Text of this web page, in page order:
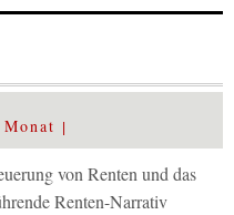
von Renten und das
Renten-Narrativ